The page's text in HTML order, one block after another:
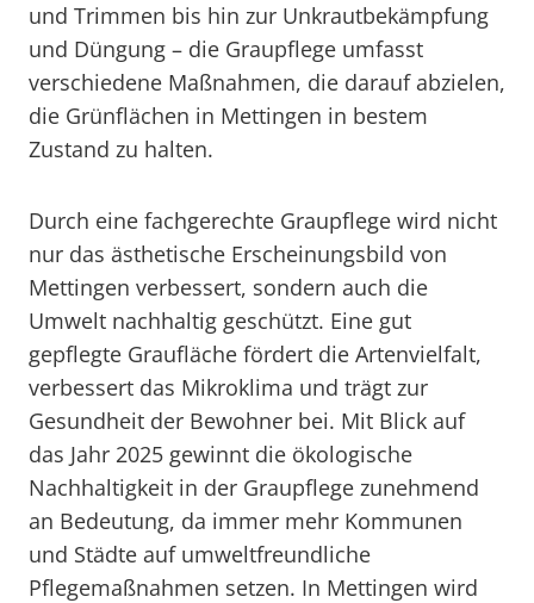
und Trimmen bis hin zur Unkrautbekämpfung
und Düngung – die Graupflege umfasst
verschiedene Maßnahmen, die darauf abzielen,
die Grünflächen in Mettingen in bestem
Zustand zu halten.
Durch eine fachgerechte Graupflege wird nicht
nur das ästhetische Erscheinungsbild von
Mettingen verbessert, sondern auch die
Umwelt nachhaltig geschützt. Eine gut
gepflegte Graufläche fördert die Artenvielfalt,
verbessert das Mikroklima und trägt zur
Gesundheit der Bewohner bei. Mit Blick auf
das Jahr 2025 gewinnt die ökologische
Nachhaltigkeit in der Graupflege zunehmend
an Bedeutung, da immer mehr Kommunen
und Städte auf umweltfreundliche
Pflegemaßnahmen setzen. In Mettingen wird